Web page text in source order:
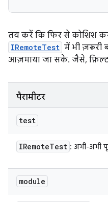
तय करें कि फिर से कोशिश
IRemoteTest में भी ज़रूरी
आज़माया जा सके. जैसे,
पैरामीटर
test
IRemoteTest : अभी-अभी
module